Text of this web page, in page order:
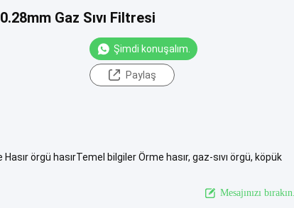
Gaz Sıvı Filtresi
Şimdi konuşalım.
Paylaş
örgü hasırTemel bilgiler Örme hasır, gaz-sıvı örgü, köpük
Mesajınızı bırakın.